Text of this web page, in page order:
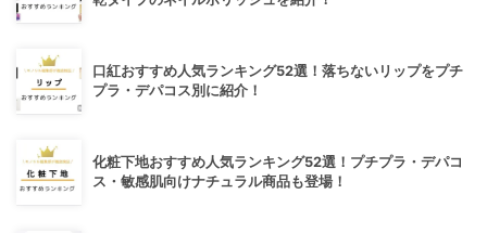
口紅おすすめ人気ランキング52選！落ちないリップをプチ
プラ・デパコス別に紹介！
化粧下地おすすめ人気ランキング52選！プチプラ・デパコ
ス・敏感肌向けナチュラル商品も登場！